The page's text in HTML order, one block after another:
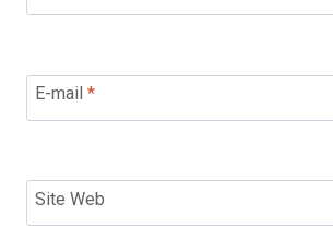
E-mail *
Site Web